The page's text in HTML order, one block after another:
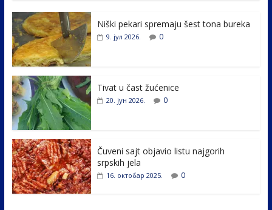
e
b
o
o
k
itt
er e
er
e
Niški pekari spremaju šest tona bureka
9. јул 2026. 0
Tivat u čast žućenice
20. јун 2026. 0
Čuveni sajt objavio listu najgorih
srpskih jela
16. октобар 2025. 0